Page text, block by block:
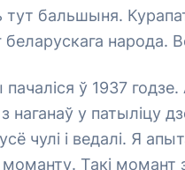
тут бальшыня.
народа.
ў 1937
у патыліцу
чулі і ведалі. Я
Такі момант